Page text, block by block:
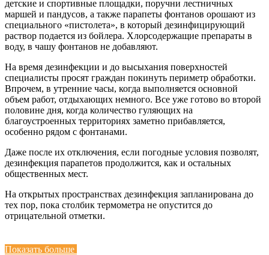
детские и спортивные площадки, поручни лестничных
маршей и пандусов, а также парапеты фонтанов орошают из
специального «пистолета», в который дезинфицирующий
раствор подается из бойлера. Хлорсодержащие препараты в
воду, в чашу фонтанов не добавляют.
На время дезинфекции и до высыхания поверхностей
специалисты просят граждан покинуть периметр обработки.
Впрочем, в утренние часы, когда выполняется основной
объем работ, отдыхающих немного. Все уже готово во второй
половине дня, когда количество гуляющих на
благоустроенных территориях заметно прибавляется,
особенно рядом с фонтанами.
Даже после их отключения, если погодные условия позволят,
дезинфекция парапетов продолжится, как и остальных
общественных мест.
На открытых пространствах дезинфекция запланирована до
тех пор, пока столбик термометра не опустится до
отрицательной отметки.
Показать больше